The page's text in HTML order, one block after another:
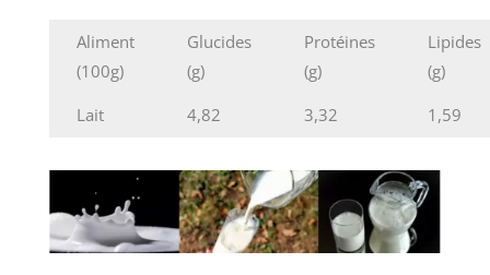
Aliment
(100g)
Glucides
(g)
Protéines
(g)
Lipides
(g)
Lait
4,82 3,32 1,59